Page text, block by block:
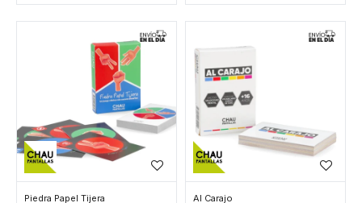
Piedra Papel Tijera Al Carajo